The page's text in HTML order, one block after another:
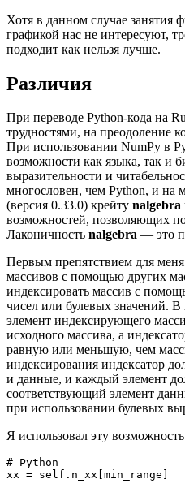
Хотя в данном случае занятия
графикой нас не интересуют,
подходит как нельзя лучше.
Различия
При переводе Python-кода на
трудностями, на преодоление
При использовании NumPy в
возможности как языка, так и
выразительности и
многословен, чем Python, и на
(версия 0.33.0) крейту nalgebra
возможностей, позволяющих
Лаконичность nalgebra — это
Первым препятствием для
массивов с помощью других
индексировать массив с
чисел или булевых значений.
элемент индексирующего
исходного массива, а
равную или меньшую, чем
индексирования индексатор
и данные, и каждый элемент
соответствующий элемент
при использовании булевых
Я использовал эту
# Python
xx = self.n_xx[min_range]